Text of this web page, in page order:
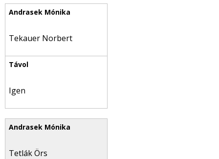
Tekauer Norbert
Igen
Tetlák Örs